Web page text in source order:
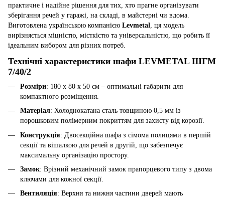
практичне і надійне рішення для тих, хто прагне організувати
зберігання речей у гаражі, на складі, в майстерні чи вдома.
Виготовлена українською компанією Levmetal, ця модель
вирізняється міцністю, місткістю та універсальністю, що робить її
ідеальним вибором для різних потреб.
Технічні характеристики шафи LEVMETAL ШГМ
7/40/2
Розміри: 180 х 80 х 50 см – оптимальні габарити для
компактного розміщення.
Матеріал: Холоднокатана сталь товщиною 0,5 мм із
порошковим полімерним покриттям для захисту від корозії.
Конструкція: Двосекційна шафа з сімома полицями в першій
секції та вішалкою для речей в другій, що забезпечує
максимальну організацію простору.
Замок: Врізний механічний замок прапорцевого типу з двома
ключами для кожної секції.
Вентиляція: Верхня та нижня частини дверей мають